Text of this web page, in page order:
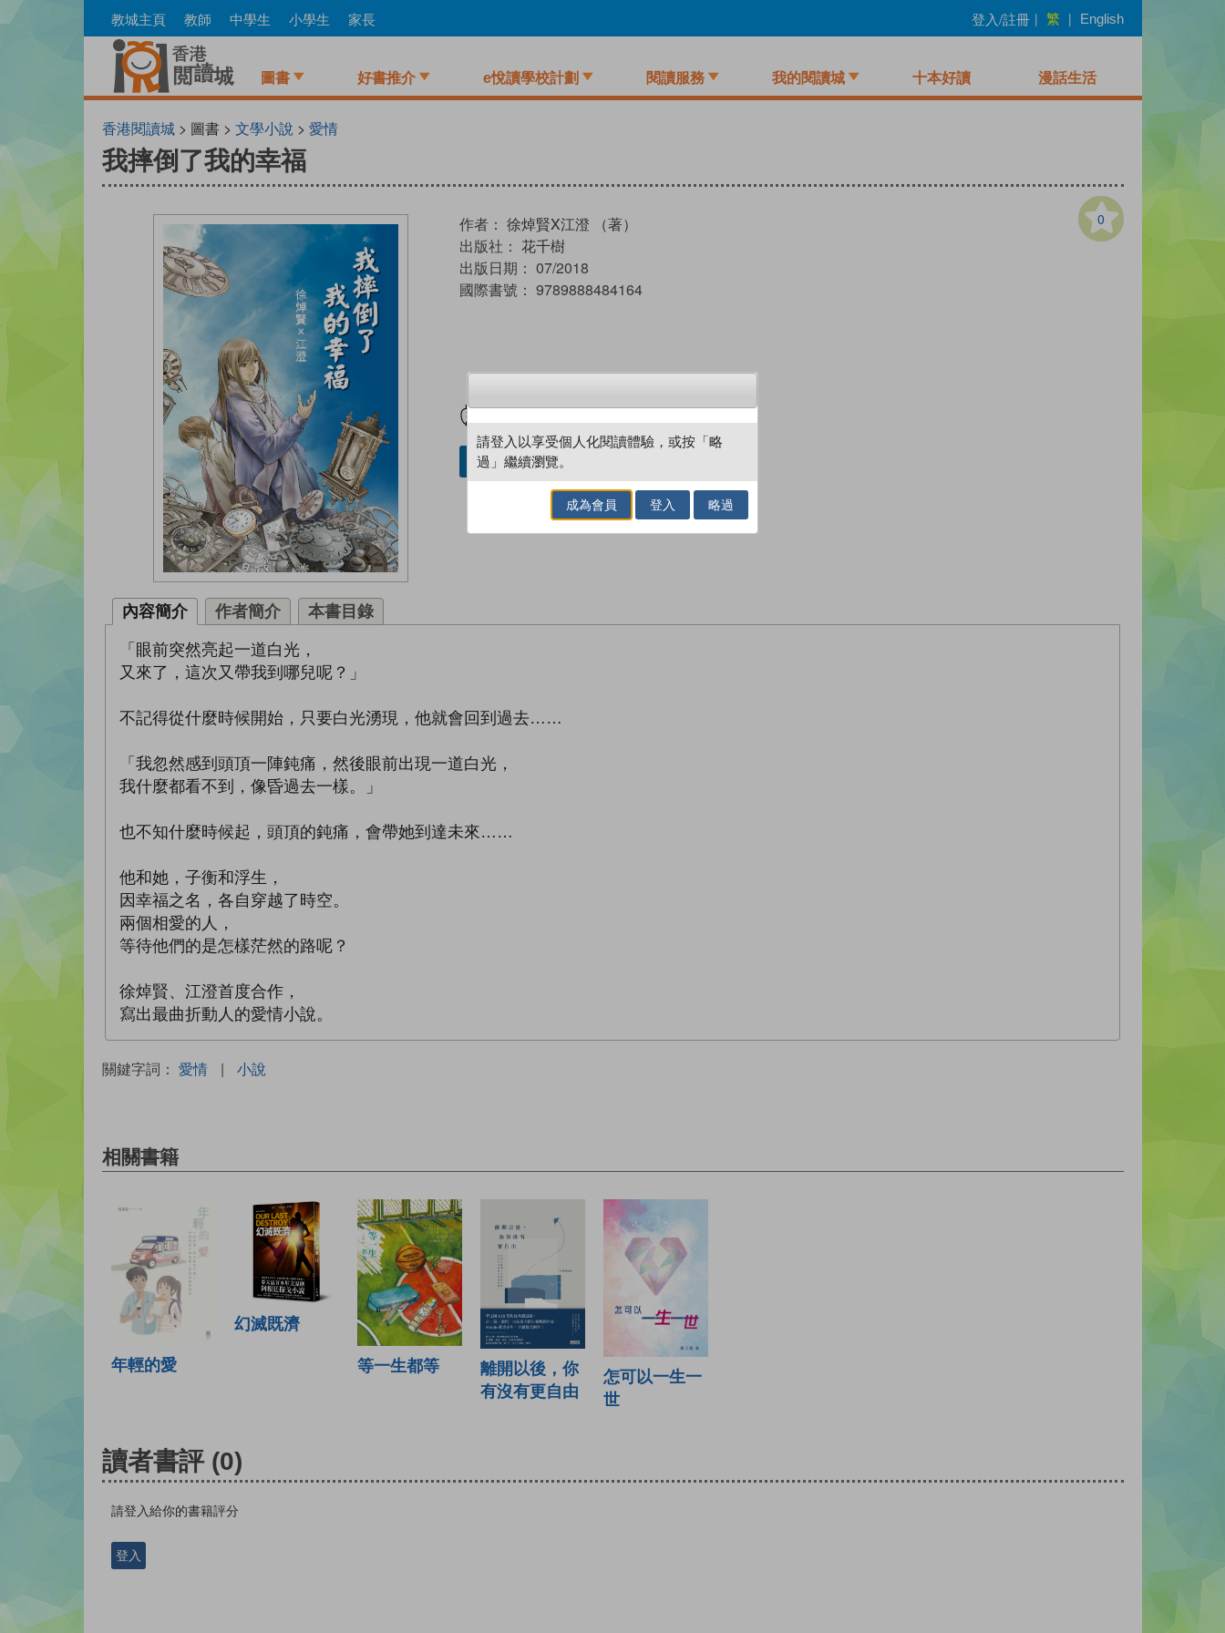
to
教城主頁 教師 中學生 小學生 家長 登入/註冊 | 繁 | English
圖書 好書推介 e悅讀學校計劃 閱讀服務 我的閱讀城 十本好讀 漫話生活
香港閱讀城> 圖書 > 文學小說 > 愛情
我摔倒了我的幸福
0
作者： 徐焯賢X江澄 （著）
出版社： 花千樹
出版日期： 07/2018
國際書號： 9789888484164
借閱實體書
內容簡介 作者簡介 本書目錄
「眼前突然亮起一道白光，
又來了，這次又帶我到哪兒呢？」
不記得從什麼時候開始，只要白光湧現，他就會回到過去……
「我忽然感到頭頂一陣鈍痛，然後眼前出現一道白光，
我什麼都看不到，像昏過去一樣。」
也不知什麼時候起，頭頂的鈍痛，會帶她到達未來……
他和她，子衡和浮生，
因幸福之名，各自穿越了時空。
兩個相愛的人，
等待他們的是怎樣茫然的路呢？
徐焯賢、江澄首度合作，
寫出最曲折動人的愛情小說。
關鍵字詞： 愛情 | 小說
相關書籍
年輕的愛
幻滅既濟
等一生都等
離開以後，你
有沒有更自由
怎可以一生一
世
讀者書評 (0)
請登入給你的書籍評分
登入
請登入以享受個人化閱讀體驗，或按「略
過」繼續瀏覽。
成為會員 登入 略過